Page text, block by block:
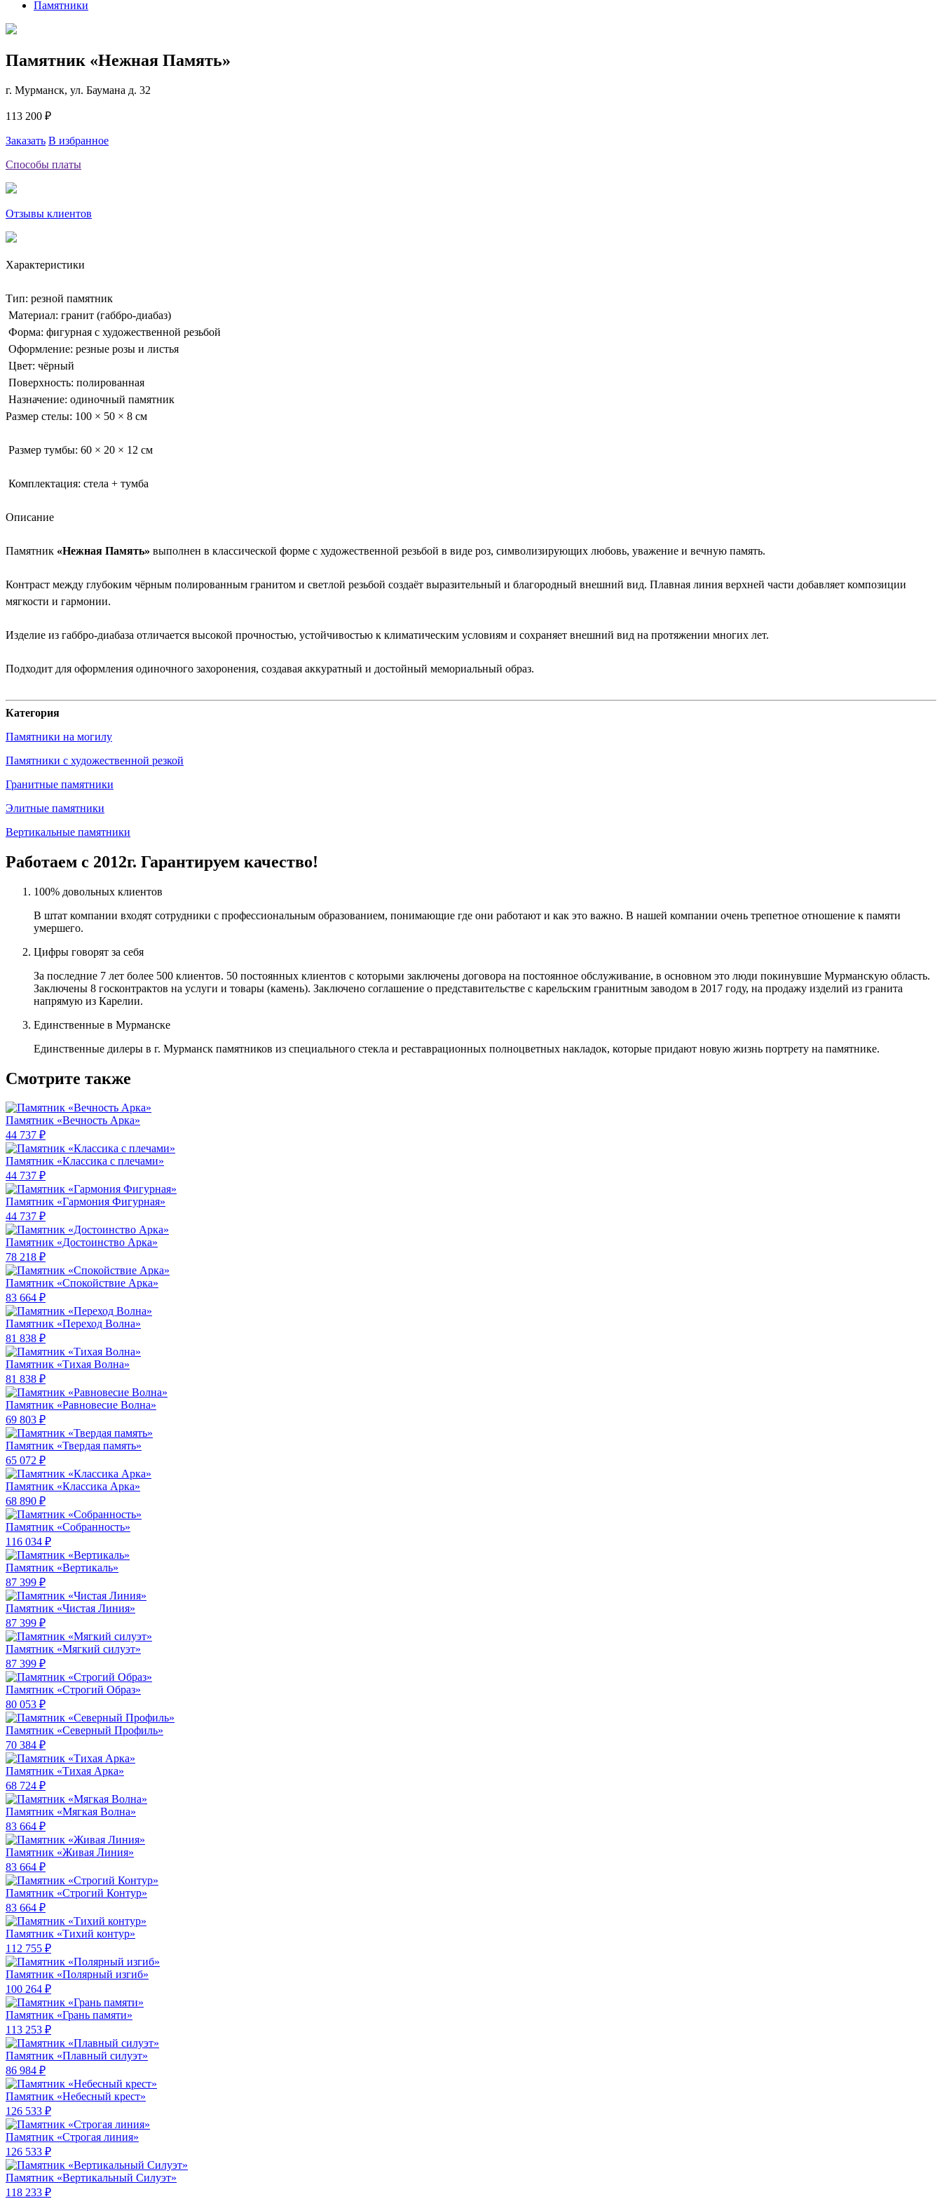
Памятники
Памятник «Нежная Память»
г. Мурманск, ул. Баумана д. 32
113 200 ₽
Заказать В избранное
Способы платы
Отзывы клиентов
Характеристики
Тип: резной памятник
Материал: гранит (габбро-диабаз)
Форма: фигурная с художественной резьбой
Оформление: резные розы и листья
Цвет: чёрный
Поверхность: полированная
Назначение: одиночный памятник
Размер стелы: 100 × 50 × 8 см
Размер тумбы: 60 × 20 × 12 см
Комплектация: стела + тумба
Описание
Памятник «Нежная Память» выполнен в классической форме с художественной резьбой в виде роз, символизирующих любовь, уважение и вечную память.
Контраст между глубоким чёрным полированным гранитом и светлой резьбой создаёт выразительный и благородный внешний вид. Плавная линия верхней части добавляет композиции
мягкости и гармонии.
Изделие из габбро-диабаза отличается высокой прочностью, устойчивостью к климатическим условиям и сохраняет внешний вид на протяжении многих лет.
Подходит для оформления одиночного захоронения, создавая аккуратный и достойный мемориальный образ.
Категория
Памятники на могилу
Памятники с художественной резкой
Гранитные памятники
Элитные памятники
Вертикальные памятники
Работаем с 2012г. Гарантируем качество!
100% довольных клиентов
В штат компании входят сотрудники с профессиональным образованием, понимающие где они работают и как это важно. В нашей компании очень трепетное отношение к памяти
умершего.
Цифры говорят за себя
За последние 7 лет более 500 клиентов. 50 постоянных клиентов с которыми заключены договора на постоянное обслуживание, в основном это люди покинувшие Мурманскую область.
Заключены 8 госконтрактов на услуги и товары (камень). Заключено соглашение о представительстве с карельским гранитным заводом в 2017 году, на продажу изделий из гранита
напрямую из Карелии.
Единственные в Мурманске
Единственные дилеры в г. Мурманск памятников из специального стекла и реставрационных полноцветных накладок, которые придают новую жизнь портрету на памятнике.
Смотрите также
Памятник «Вечность Арка»
44 737 ₽
Памятник «Классика c плечами»
44 737 ₽
Памятник «Гармония Фигурная»
44 737 ₽
Памятник «Достоинство Арка»
78 218 ₽
Памятник «Спокойствие Арка»
83 664 ₽
Памятник «Переход Волна»
81 838 ₽
Памятник «Тихая Волна»
81 838 ₽
Памятник «Равновесие Волна»
69 803 ₽
Памятник «Твердая память»
65 072 ₽
Памятник «Классика Арка»
68 890 ₽
Памятник «Собранность»
116 034 ₽
Памятник «Вертикаль»
87 399 ₽
Памятник «Чистая Линия»
87 399 ₽
Памятник «Мягкий силуэт»
87 399 ₽
Памятник «Строгий Образ»
80 053 ₽
Памятник «Северный Профиль»
70 384 ₽
Памятник «Тихая Арка»
68 724 ₽
Памятник «Мягкая Волна»
83 664 ₽
Памятник «Живая Линия»
83 664 ₽
Памятник «Строгий Контур»
83 664 ₽
Памятник «Тихий контур»
112 755 ₽
Памятник «Полярный изгиб»
100 264 ₽
Памятник «Грань памяти»
113 253 ₽
Памятник «Плавный силуэт»
86 984 ₽
Памятник «Небесный крест»
126 533 ₽
Памятник «Строгая линия»
126 533 ₽
Памятник «Вертикальный Силуэт»
118 233 ₽